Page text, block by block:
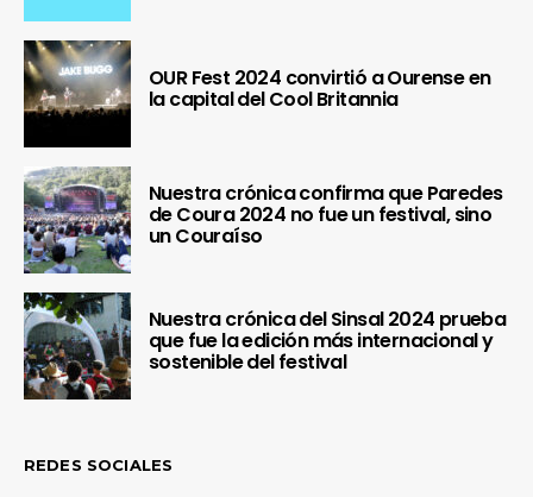
OUR Fest 2024 convirtió a Ourense en
la capital del Cool Britannia
Nuestra crónica confirma que Paredes
de Coura 2024 no fue un festival, sino
un Couraíso
Nuestra crónica del Sinsal 2024 prueba
que fue la edición más internacional y
sostenible del festival
REDES SOCIALES